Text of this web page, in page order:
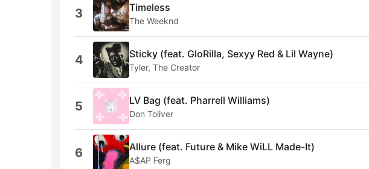
3 Timeless
The Weeknd
4 Sticky (feat. GloRilla, Sexyy Red & Lil Wayne)
Tyler, The Creator
5 LV Bag (feat. Pharrell Williams)
Don Toliver
6 Allure (feat. Future & Mike WiLL Made-It)
A$AP Ferg